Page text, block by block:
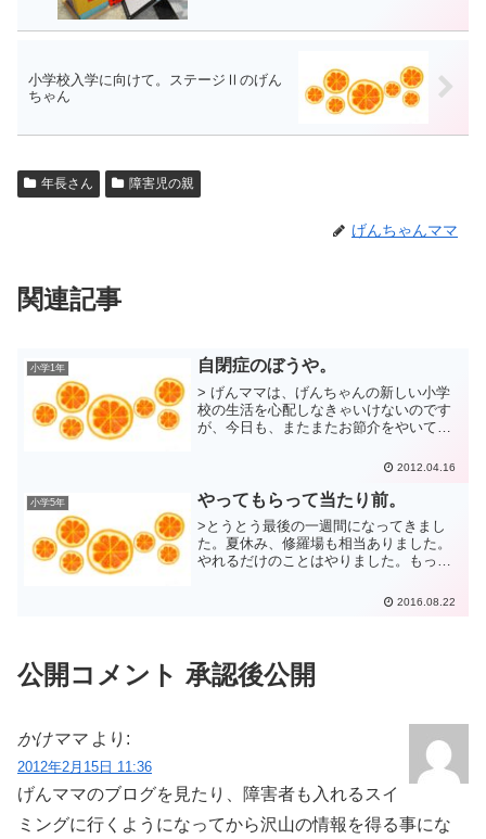
小学校入学に向けて。ステージⅡのげん
ちゃん
年長さん 障害児の親
げんちゃんママ
関連記事
小学1年 自閉症のぼうや。
> げんママは、げんちゃんの新しい小学
校の生活を心配しなきゃいけないのです
が、今日も、またまたお節介をやいてし
閉症の男の子を連れてきたお母さんで
すすめした鈴木先生の「...
2012.04.16
小学5年 やってもらって当たり前。
>とうとう最後の一週間になってきまし
た。夏休み、修羅場も相当ありました。
やれるだけのことはやりました。もっと
感想と毎回同じ感触です。 げんちゃん
2016.08.22
公開コメント 承認後公開
かけママ より:
2012年2月15日 11:36
げんママのブログを見たり、障害者も入れるスイ
ミングに行くようになってから沢山の情報を得る事にな